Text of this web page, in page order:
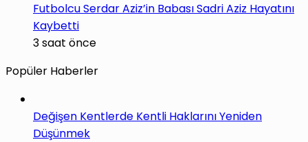
Futbolcu Serdar Aziz’in Babası Sadri Aziz Hayatını
Kaybetti
3 saat önce
Popüler Haberler
Değişen Kentlerde Kentli Haklarını Yeniden
Düşünmek